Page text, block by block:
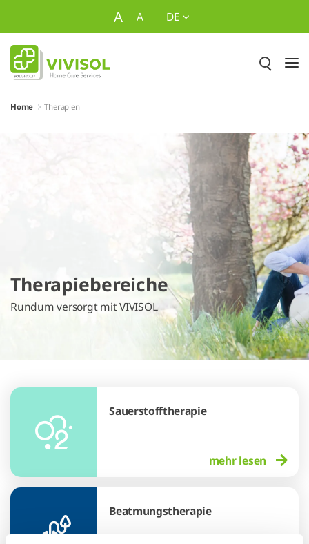
Zum Hauptinhalt springen
A A DE
Home Therapien
Therapiebereiche
Rundum versorgt mit VIVISOL
Sauerstofftherapie
mehr lesen
Beatmungstherapie